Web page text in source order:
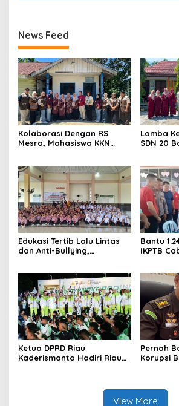
News Feed
Kolaborasi Dengan RS
Mesra, Mahasiswa KKN
Posyandu Kampung Petas
Lomba
SDN 20
Edukasi Tertib Lalu Lintas
dan Anti-Bullying,
di SD IT Al-Fatih Duri
Bantu
IKPTB
Men
Bakti
Ketua DPRD Riau
Kaderismanto Hadiri Riau
Pernah
Korupsi
View More